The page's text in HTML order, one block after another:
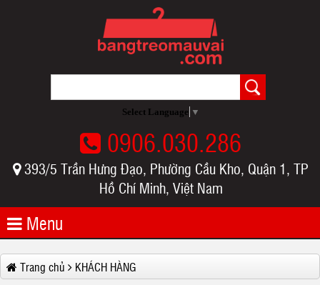
Select Language ▼
0906.030.286
393/5 Trần Hưng Đạo, Phường Cầu Kho, Quận 1, TP
Hồ Chí Minh, Việt Nam
Menu
Trang chủ KHÁCH HÀNG